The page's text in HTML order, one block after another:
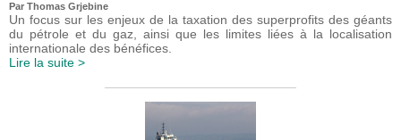
Par Thomas Grjebine
Un focus sur les enjeux de la taxation des superprofits des géants
du pétrole et du gaz, ainsi que les limites liées à la localisation
internationale des bénéfices.
Lire la suite >